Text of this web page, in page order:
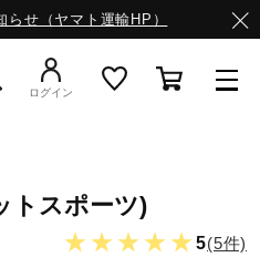
せ（ヤマト運輸HP）
ア
ログイン
トスポーツ)
★★★★★5(5件)